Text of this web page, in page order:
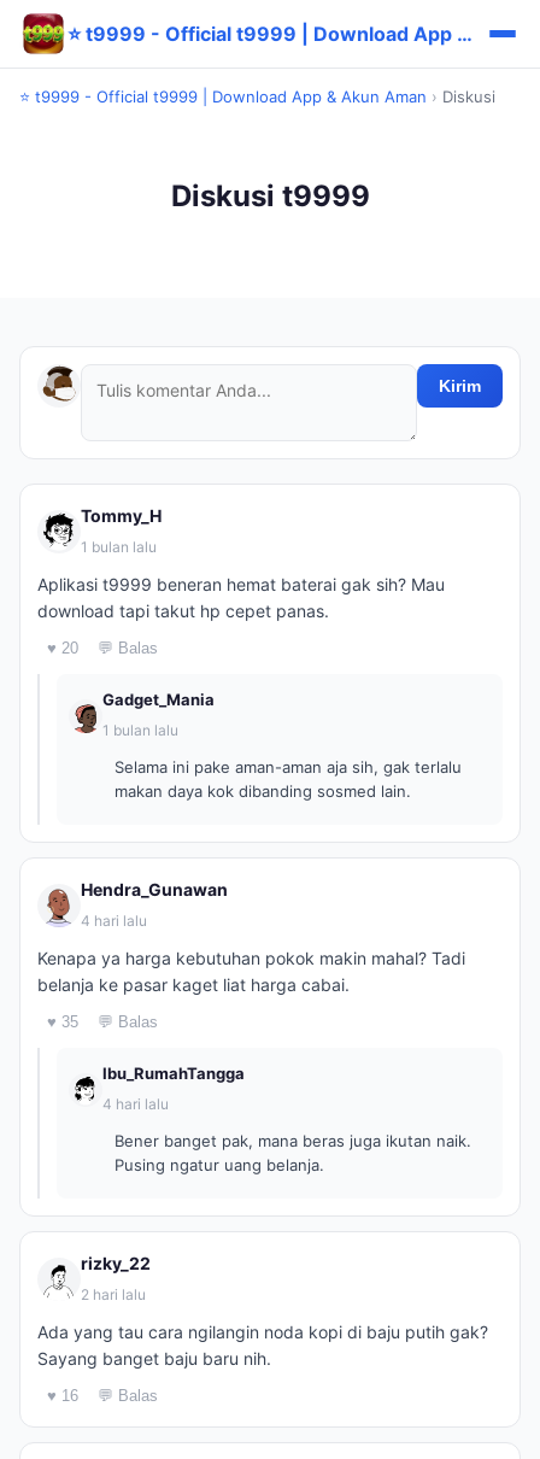
⭐ t9999 - Official t9999 | Download App & Akun Aman
⭐ t9999 - Official t9999 | Download App & Akun Aman › Diskusi
Diskusi t9999
Kirim
Tommy_H
1 bulan lalu
Aplikasi t9999 beneran hemat baterai gak sih? Mau
download tapi takut hp cepet panas.
♥ 20 💬 Balas
Gadget_Mania
1 bulan lalu
Selama ini pake aman-aman aja sih, gak terlalu
makan daya kok dibanding sosmed lain.
Hendra_Gunawan
4 hari lalu
Kenapa ya harga kebutuhan pokok makin mahal? Tadi
belanja ke pasar kaget liat harga cabai.
♥ 35 💬 Balas
Ibu_RumahTangga
4 hari lalu
Bener banget pak, mana beras juga ikutan naik.
Pusing ngatur uang belanja.
rizky_22
2 hari lalu
Ada yang tau cara ngilangin noda kopi di baju putih gak?
Sayang banget baju baru nih.
♥ 16 💬 Balas